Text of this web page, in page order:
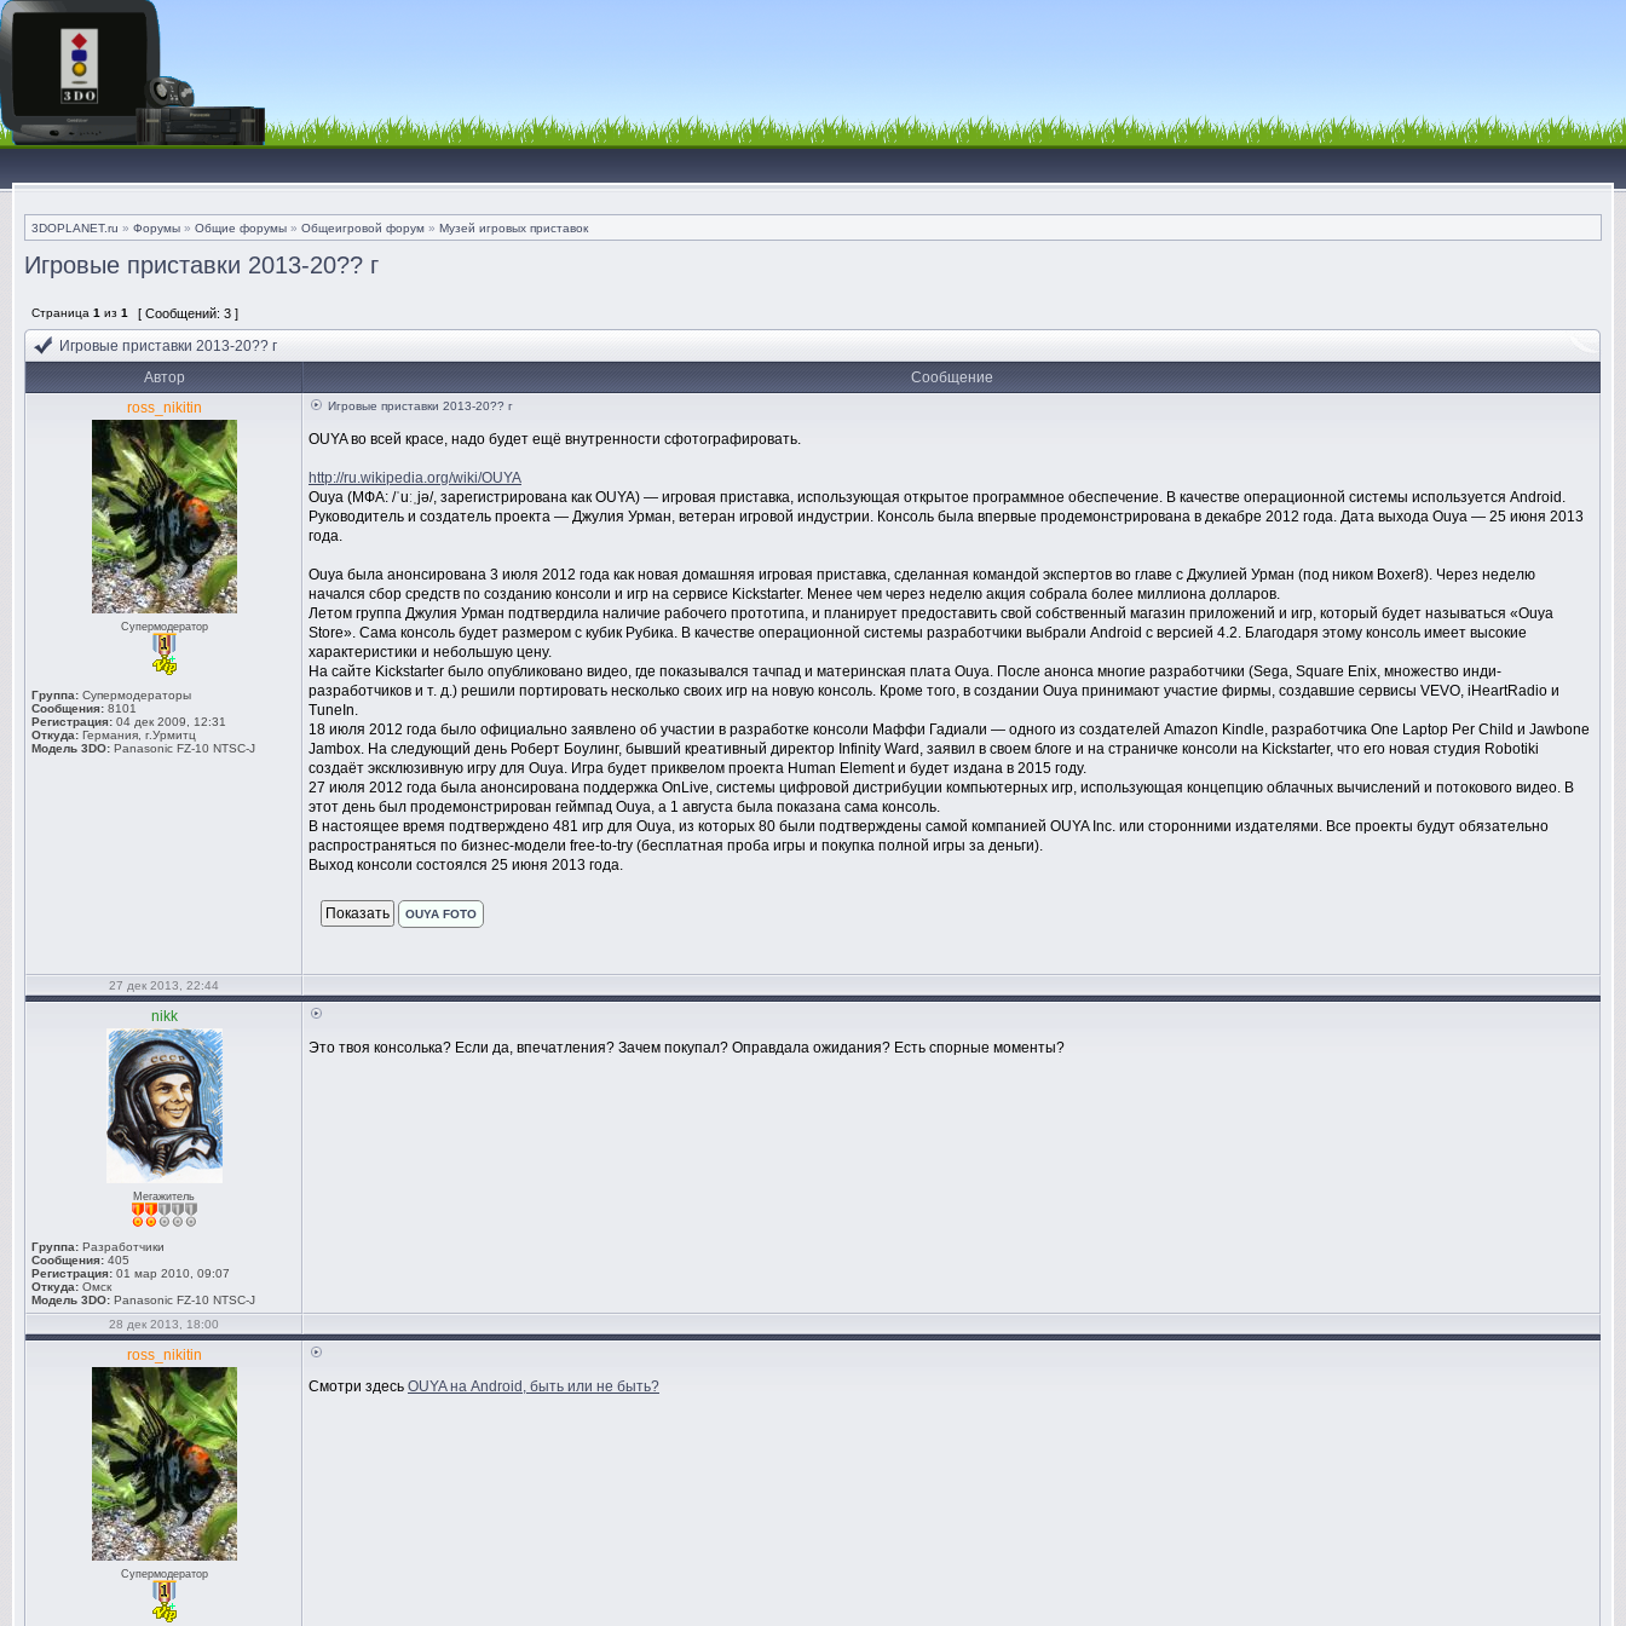
3DOPLANET.ru » Форумы » Общие форумы » Общеигровой форум » Музей игровых приставок
Игровые приставки 2013-20?? г
Страница 1 из 1 [ Сообщений: 3 ]
Игровые приставки 2013-20?? г
Автор
Сообщение
ross_nikitin
Супермодератор
Группа: Супермодераторы
Сообщения: 8101
Регистрация: 04 дек 2009, 12:31
Откуда: Германия, г.Урмитц
Модель 3DO: Panasonic FZ-10 NTSC-J
Игровые приставки 2013-20?? г
OUYA во всей красе, надо будет ещё внутренности сфотографировать.
http://ru.wikipedia.org/wiki/OUYA
Ouya (МФА: /ˈuːˌjə/, зарегистрирована как OUYA) — игровая приставка, использующая открытое программное обеспечение. В качестве операционной системы используется Android.
Руководитель и создатель проекта — Джулия Урман, ветеран игровой индустрии. Консоль была впервые продемонстрирована в декабре 2012 года. Дата выхода Ouya — 25 июня 2013
года.
Ouya была анонсирована 3 июля 2012 года как новая домашняя игровая приставка, сделанная командой экспертов во главе с Джулией Урман (под ником Boxer8). Через неделю
начался сбор средств по созданию консоли и игр на сервисе Kickstarter. Менее чем через неделю акция собрала более миллиона долларов.
Летом группа Джулия Урман подтвердила наличие рабочего прототипа, и планирует предоставить свой собственный магазин приложений и игр, который будет называться «Ouya
Store». Сама консоль будет размером с кубик Рубика. В качестве операционной системы разработчики выбрали Android с версией 4.2. Благодаря этому консоль имеет высокие
характеристики и небольшую цену.
На сайте Kickstarter было опубликовано видео, где показывался тачпад и материнская плата Ouya. После анонса многие разработчики (Sega, Square Enix, множество инди-
разработчиков и т. д.) решили портировать несколько своих игр на новую консоль. Кроме того, в создании Ouya принимают участие фирмы, создавшие сервисы VEVO, iHeartRadio и
TuneIn.
18 июля 2012 года было официально заявлено об участии в разработке консоли Маффи Гадиали — одного из создателей Amazon Kindle, разработчика One Laptop Per Child и Jawbone
Jambox. На следующий день Роберт Боулинг, бывший креативный директор Infinity Ward, заявил в своем блоге и на страничке консоли на Kickstarter, что его новая студия Robotiki
создаёт эксклюзивную игру для Ouya. Игра будет приквелом проекта Human Element и будет издана в 2015 году.
27 июля 2012 года была анонсирована поддержка OnLive, системы цифровой дистрибуции компьютерных игр, использующая концепцию облачных вычислений и потокового видео. В
этот день был продемонстрирован геймпад Ouya, а 1 августа была показана сама консоль.
В настоящее время подтверждено 481 игр для Ouya, из которых 80 были подтверждены самой компанией OUYA Inc. или сторонними издателями. Все проекты будут обязательно
распространяться по бизнес-модели free-to-try (бесплатная проба игры и покупка полной игры за деньги).
Выход консоли состоялся 25 июня 2013 года.
OUYA FOTO
27 дек 2013, 22:44
nikk
Мегажитель
Группа: Разработчики
Сообщения: 405
Регистрация: 01 мар 2010, 09:07
Откуда: Омск
Модель 3DO: Panasonic FZ-10 NTSC-J
Это твоя консолька? Если да, впечатления? Зачем покупал? Оправдала ожидания? Есть спорные моменты?
28 дек 2013, 18:00
ross_nikitin
Супермодератор
Смотри здесь OUYA на Android, быть или не быть?